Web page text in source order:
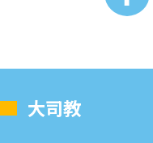
⼤司教